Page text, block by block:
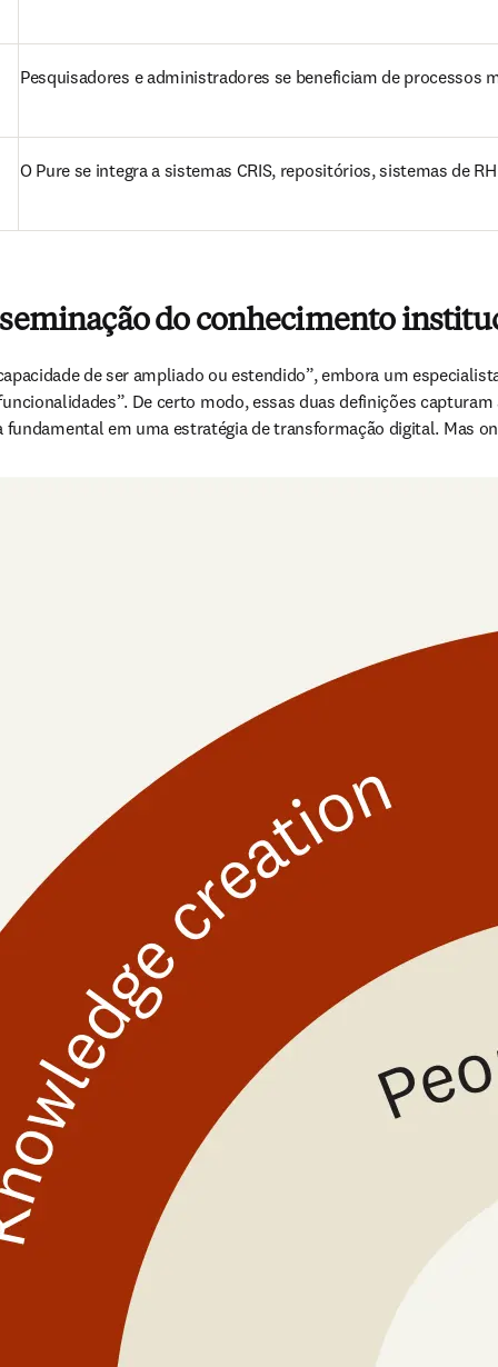
Pesquisadores e administradores se beneficiam de processos
O Pure se integra a sistemas CRIS, repositórios, sistemas de
do conhecimento
de ser ampliado ou estendido”, embora um
De certo modo, essas duas definições
em uma estratégia de transformação digital. Mas